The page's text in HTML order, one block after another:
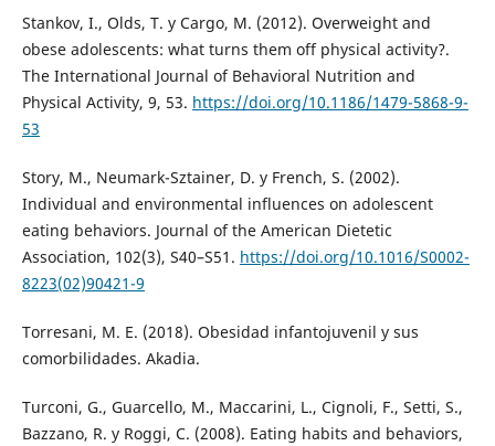
Stankov, I., Olds, T. y Cargo, M. (2012). Overweight and
obese adolescents: what turns them off physical activity?.
The International Journal of Behavioral Nutrition and
Physical Activity, 9, 53. https://doi.org/10.1186/1479-5868-9-
53
Story, M., Neumark-Sztainer, D. y French, S. (2002).
Individual and environmental influences on adolescent
eating behaviors. Journal of the American Dietetic
Association, 102(3), S40–S51. https://doi.org/10.1016/S0002-
8223(02)90421-9
Torresani, M. E. (2018). Obesidad infantojuvenil y sus
comorbilidades. Akadia.
Turconi, G., Guarcello, M., Maccarini, L., Cignoli, F., Setti, S.,
Bazzano, R. y Roggi, C. (2008). Eating habits and behaviors,